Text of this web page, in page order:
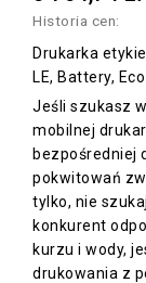
Historia cen:
Drukarka
LE, Battery, Eco
Jeśli szukasz
mobilnej
bezpośredniej
pokwitowań
tylko, nie
konkurent
kurzu i wody,
drukowania z